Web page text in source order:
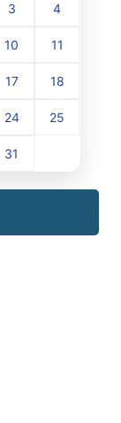
3 4
10 11
17 18
24 25
31